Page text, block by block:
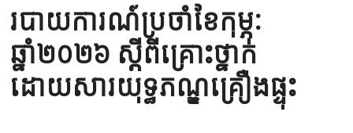
របាយការណ៍ប្រចាំខែកុម្ភៈ
ឆ្នាំ២០២៦ ស្តីពីគ្រោះថ្នាក់
ដោយសារយុទ្ធភណ្ឌគ្រឿងផ្ទុះ